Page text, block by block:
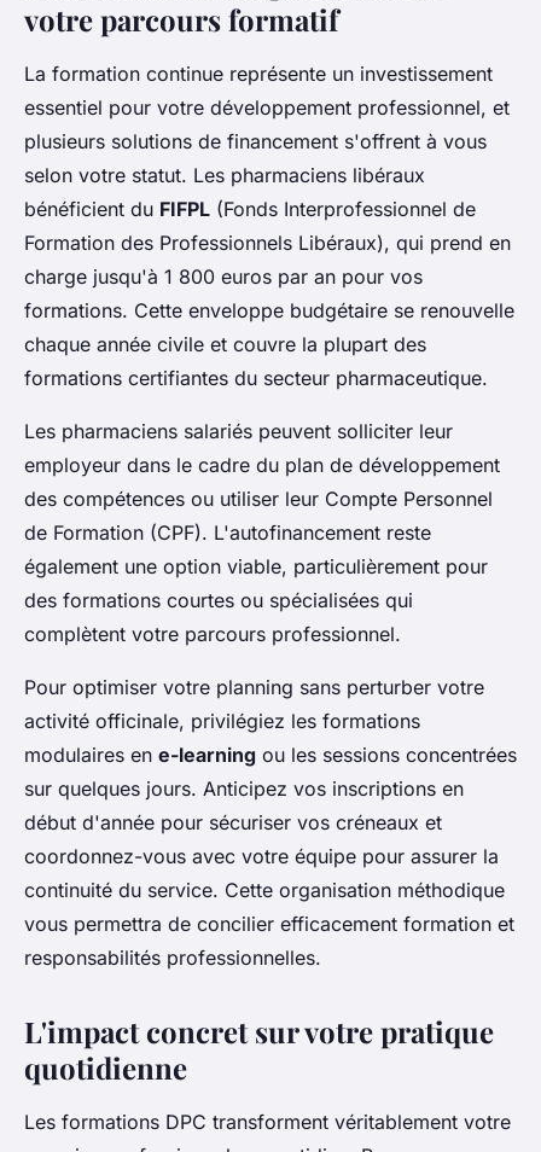
votre parcours formatif
La formation continue représente un investissement
essentiel pour votre développement professionnel, et
plusieurs solutions de financement s'offrent à vous
selon votre statut. Les pharmaciens libéraux
bénéficient du FIFPL (Fonds Interprofessionnel de
Formation des Professionnels Libéraux), qui prend en
charge jusqu'à 1 800 euros par an pour vos
formations. Cette enveloppe budgétaire se renouvelle
chaque année civile et couvre la plupart des
formations certifiantes du secteur pharmaceutique.
Les pharmaciens salariés peuvent solliciter leur
employeur dans le cadre du plan de développement
des compétences ou utiliser leur Compte Personnel
de Formation (CPF). L'autofinancement reste
également une option viable, particulièrement pour
des formations courtes ou spécialisées qui
complètent votre parcours professionnel.
Pour optimiser votre planning sans perturber votre
activité officinale, privilégiez les formations
modulaires en e-learning ou les sessions concentrées
sur quelques jours. Anticipez vos inscriptions en
début d'année pour sécuriser vos créneaux et
coordonnez-vous avec votre équipe pour assurer la
continuité du service. Cette organisation méthodique
vous permettra de concilier efficacement formation et
responsabilités professionnelles.
L'impact concret sur votre pratique
quotidienne
Les formations DPC transforment véritablement votre